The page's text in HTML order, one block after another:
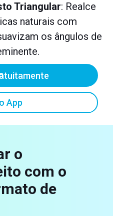
Triangular: Realce
naturais com
os ângulos de
App
o
com o
de